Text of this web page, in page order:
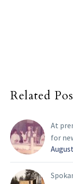
Related
At
for